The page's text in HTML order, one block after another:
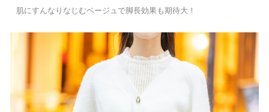
肌にすんなりなじむベージュで脚長効果も期待大！